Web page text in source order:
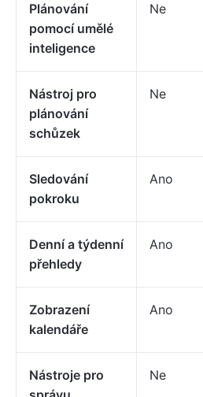
Plánování
pomocí umělé
inteligence
Ne
Nástroj pro
plánování
schůzek
Ne
Sledování
pokroku
Ano
Denní a týdenní
přehledy
Ano
Zobrazení
kalendáře
Ano
Nástroje pro
Ne